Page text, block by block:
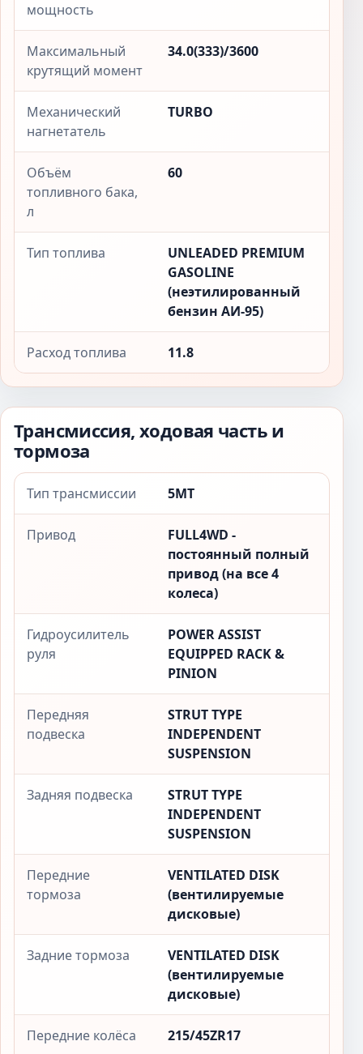
мощность
Максимальный
крутящий момент
34.0(333)/3600
Механический
нагнетатель
TURBO
Объём
топливного бака,
л
60
Тип топлива
UNLEADED PREMIUM
GASOLINE
(неэтилированный
бензин АИ-95)
Расход топлива 11.8
Трансмиссия, ходовая часть и
тормоза
Тип трансмиссии 5MT
Привод
FULL4WD -
постоянный полный
привод (на все 4
колеса)
Гидроусилитель
руля
POWER ASSIST
EQUIPPED RACK &
PINION
Передняя
подвеска
STRUT TYPE
INDEPENDENT
SUSPENSION
Задняя подвеска
STRUT TYPE
INDEPENDENT
SUSPENSION
Передние
тормоза
VENTILATED DISK
(вентилируемые
дисковые)
Задние тормоза
VENTILATED DISK
(вентилируемые
дисковые)
Передние колёса 215/45ZR17